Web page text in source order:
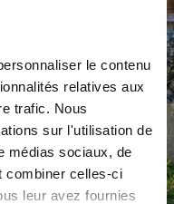
le contenu
relatives aux
trafic. Nous
sur l'utilisation de
médias sociaux, de
combiner celles-ci
leur avez fournies